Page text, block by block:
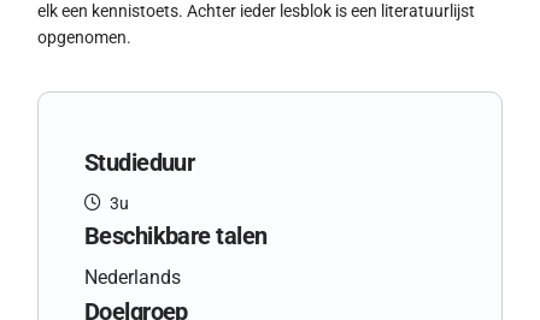
elk een kennistoets. Achter ieder lesblok is een literatuurlijst
opgenomen.
Studieduur
3u
Beschikbare talen
Nederlands
Doelgroep